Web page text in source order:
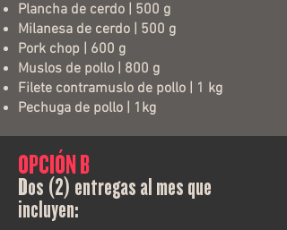
Plancha de cerdo | 500 g
Milanesa de cerdo | 500 g
Pork chop | 600 g
Muslos de pollo | 800 g
Filete contramuslo de pollo | 1 kg
Pechuga de pollo | 1kg
OPCIÓN B
Dos (2) entregas al mes que
incluyen: